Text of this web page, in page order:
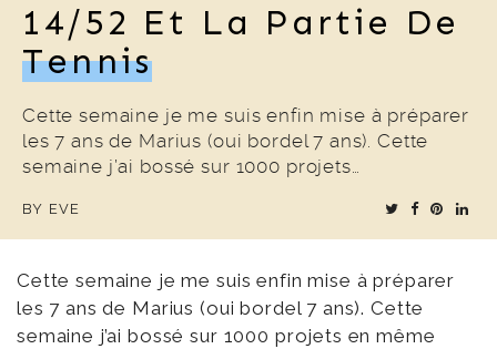
DÉCO
COUP DE COEUR
EDITORIAL
14/52 Et La Partie De
Tennis
Cette semaine je me suis enfin mise à préparer
les 7 ans de Marius (oui bordel 7 ans). Cette
semaine j’ai bossé sur 1000 projets…
BY EVE
Cette semaine je me suis enfin mise à préparer
les 7 ans de Marius (oui bordel 7 ans). Cette
semaine j’ai bossé sur 1000 projets en même